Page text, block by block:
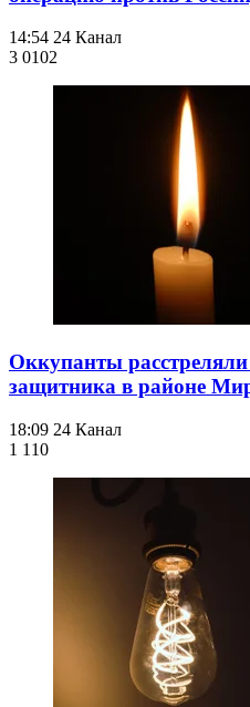
14:54 24 Канал
3 0102
Оккупанты
защитника в районе
18:09 24 Канал
1 110